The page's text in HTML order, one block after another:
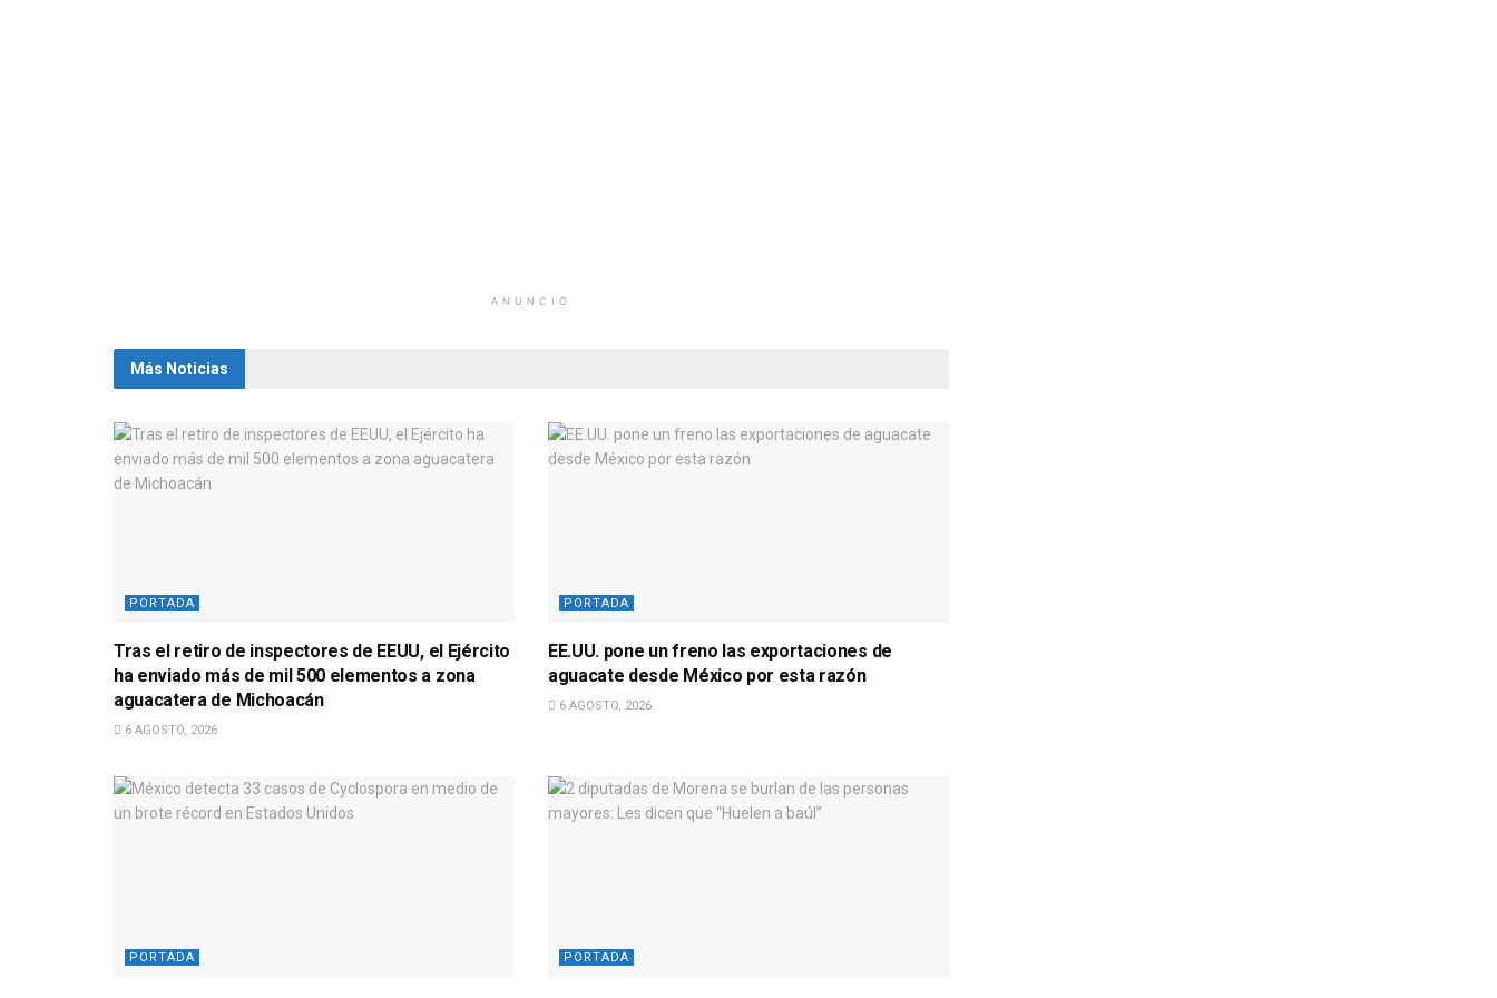
ANUNCIO
Más Noticias
PORTADA
Tras el retiro de inspectores de EEUU, el Ejército
ha enviado más de mil 500 elementos a zona
aguacatera de Michoacán
6 AGOSTO, 2026
PORTADA
EE.UU. pone un freno las exportaciones de
aguacate desde México por esta razón
6 AGOSTO, 2026
PORTADA PORTADA